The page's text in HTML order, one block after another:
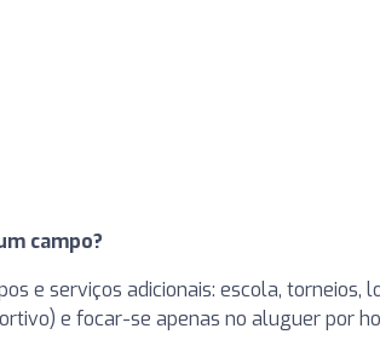
campo?
e serviços adicionais: escola, torneios,
e focar-se apenas no aluguer por